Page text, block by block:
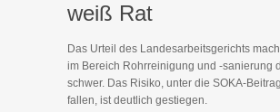
weiß Rat
Das Urteil des Landesarbeitsgerichts
im Bereich Rohrreinigung und -sanierung
schwer. Das Risiko, unter die SOKA-
fallen, ist deutlich gestiegen.